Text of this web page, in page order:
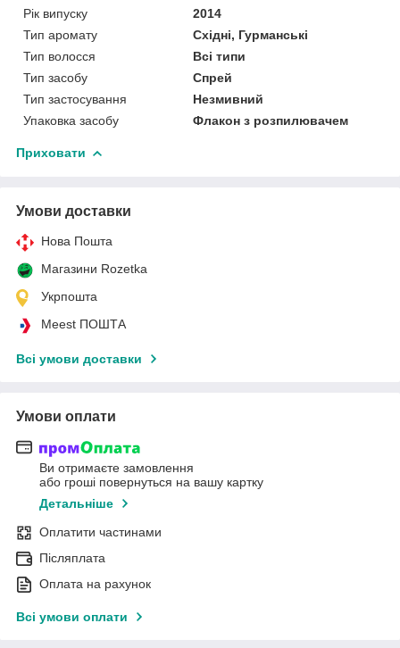
Рік випуску
2014
Тип аромату
Східні, Гурманські
Тип волосся
Всі типи
Тип засобу
Спрей
Тип застосування
Незмивний
Упаковка засобу
Флакон з розпилювачем
Приховати
Умови доставки
Нова Пошта
Магазини Rozetka
Укрпошта
Meest ПОШТА
Всі умови доставки
Умови оплати
Ви отримаєте замовлення
або гроші повернуться на вашу картку
Детальніше
Оплатити частинами
Післяплата
Оплата на рахунок
Всі умови оплати